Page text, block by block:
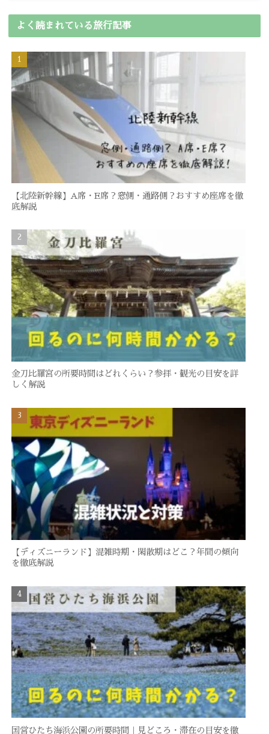
よく読まれている旅行記事
【北陸新幹線】A席・E席？窓側・通路側？おすすめ座席を徹
底解説
金刀比羅宮の所要時間はどれくらい？参拝・観光の目安を詳
しく解説
【ディズニーランド】混雑時期・閑散期はどこ？年間の傾向
を徹底解説
国営ひたち海浜公園の所要時間｜見どころ・滞在の目安を徹